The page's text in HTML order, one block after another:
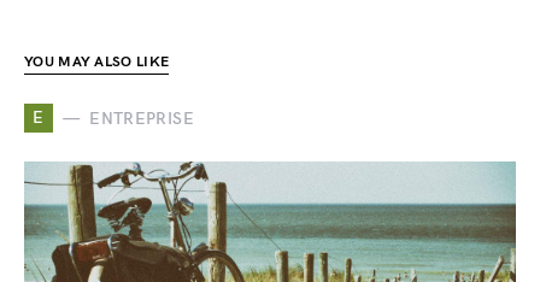
YOU MAY ALSO LIKE
E ENTREPRISE